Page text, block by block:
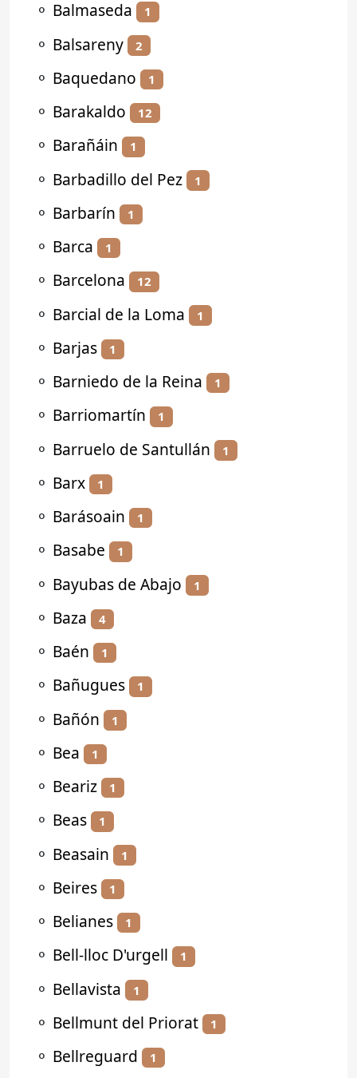
⚬ Balmaseda 1
⚬ Balsareny 2
⚬ Baquedano 1
⚬ Barakaldo 12
⚬ Barañáin 1
⚬ Barbadillo del Pez 1
⚬ Barbarín 1
⚬ Barca 1
⚬ Barcelona 12
⚬ Barcial de la Loma 1
⚬ Barjas 1
⚬ Barniedo de la Reina 1
⚬ Barriomartín 1
⚬ Barruelo de Santullán 1
⚬ Barx 1
⚬ Barásoain 1
⚬ Basabe 1
⚬ Bayubas de Abajo 1
⚬ Baza 4
⚬ Baén 1
⚬ Bañugues 1
⚬ Bañón 1
⚬ Bea 1
⚬ Beariz 1
⚬ Beas 1
⚬ Beasain 1
⚬ Beires 1
⚬ Belianes 1
⚬ Bell-lloc D'urgell 1
⚬ Bellavista 1
⚬ Bellmunt del Priorat 1
⚬ Bellreguard 1